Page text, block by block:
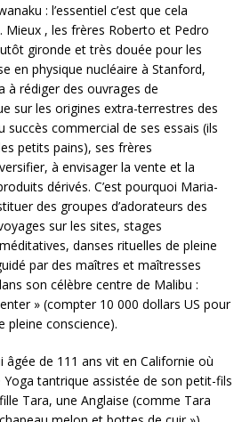
: l’essentiel c’est que cela
Mieux , les frères Roberto et Pedro
gironde et très douée pour les
en physique nucléaire à Stanford,
à rédiger des ouvrages de
sur les origines extra-terrestres des
succès commercial de ses essais (ils
petits pains), ses frères
à envisager la vente et la
dérivés. C’est pourquoi Maria-
des groupes d’adorateurs des
sur les sites, stages
danses rituelles de pleine
par des maîtres et maîtresses
son célèbre centre de Malibu :
» (compter 10 000 dollars US pour
pleine conscience).
âgée de 111 ans vit en Californie où
tantrique assistée de son petit-fils
Tara, une Anglaise (comme Tara